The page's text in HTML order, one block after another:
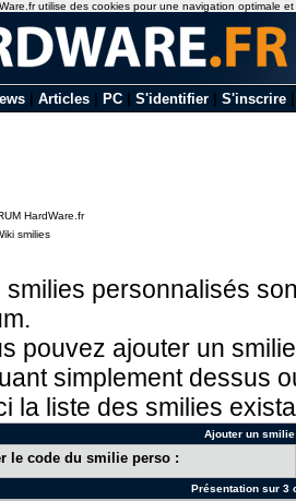
Articles PC S'identifier S'inscrire
HardWare.fr
smilies
smilies personnalisés
pouvez ajouter un
simplement dessus
la liste des smilies
Ajouter un
le code du smilie perso :
Présentation sur 3
utilise des cookies pour une navigation optimale